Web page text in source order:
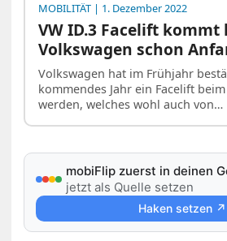
MOBILITÄT | 1. Dezember 2022
VW ID.3 Facelift kommt
Volkswagen schon
Volkswagen hat im Frühjahr
kommendes Jahr ein Facelift
werden, welches wohl auch von…
mobiFlip zuerst in deinen
jetzt als Quelle setzen
Haken setzen ↗